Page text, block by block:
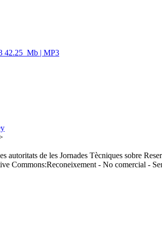
42.25 Mb | MP3
autoritats de les Jornades Tècniques sobre
Commons:Reconeixement - No comercial -